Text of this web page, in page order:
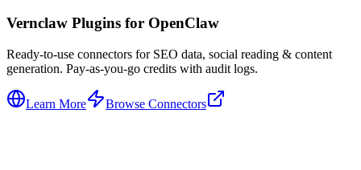
Vernclaw Plugins for OpenClaw
Ready-to-use connectors for SEO data, social reading & content
generation. Pay-as-you-go credits with audit logs.
Learn More Browse Connectors